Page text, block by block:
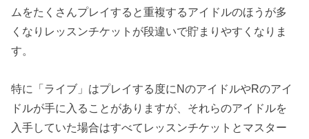
ムをたくさんプレイすると重複するアイドルのほうが多
くなりレッスンチケットが段違いで貯まりやすくなりま
す。
特に「ライブ」はプレイする度にNのアイドルやRのアイ
ドルが手に入ることがありますが、それらのアイドルを
入手していた場合はすべてレッスンチケットとマスター